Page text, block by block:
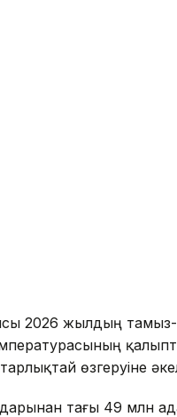
2026 жылдың тамыз-
өзгеруіне
тағы 49 млн